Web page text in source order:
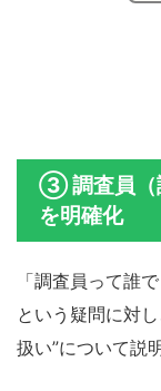
③ 調査員（
を明確化
「調査員って誰
という疑問に対
扱い”について説